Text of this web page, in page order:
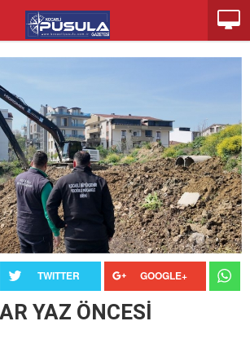
TWITTER GOOGLE+
YAZ ÖNCESİ